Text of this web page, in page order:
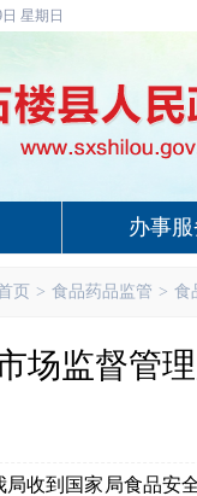
星期日
办事服
页 > 食品药品监管 > 食
场监督管
局收到 国家 局食品安